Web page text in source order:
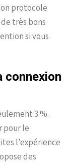
protocole
très bons
si vous
connexion
3 %.
pour le
l’expérience
des